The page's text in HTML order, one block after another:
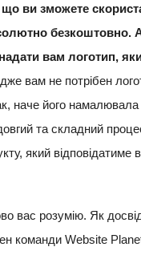
ви зможете
безкоштовно.
вам логотип,
вам не потрібен
наче його
та складний
який відповідатиме
вас розумію. Як
команди Website